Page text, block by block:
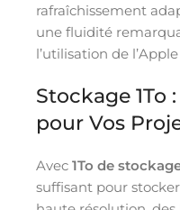
rafraîchissement
une fluidité
l’utilisation de
Stockage 1To
pour Vos
Avec 1To de
suffisant pour